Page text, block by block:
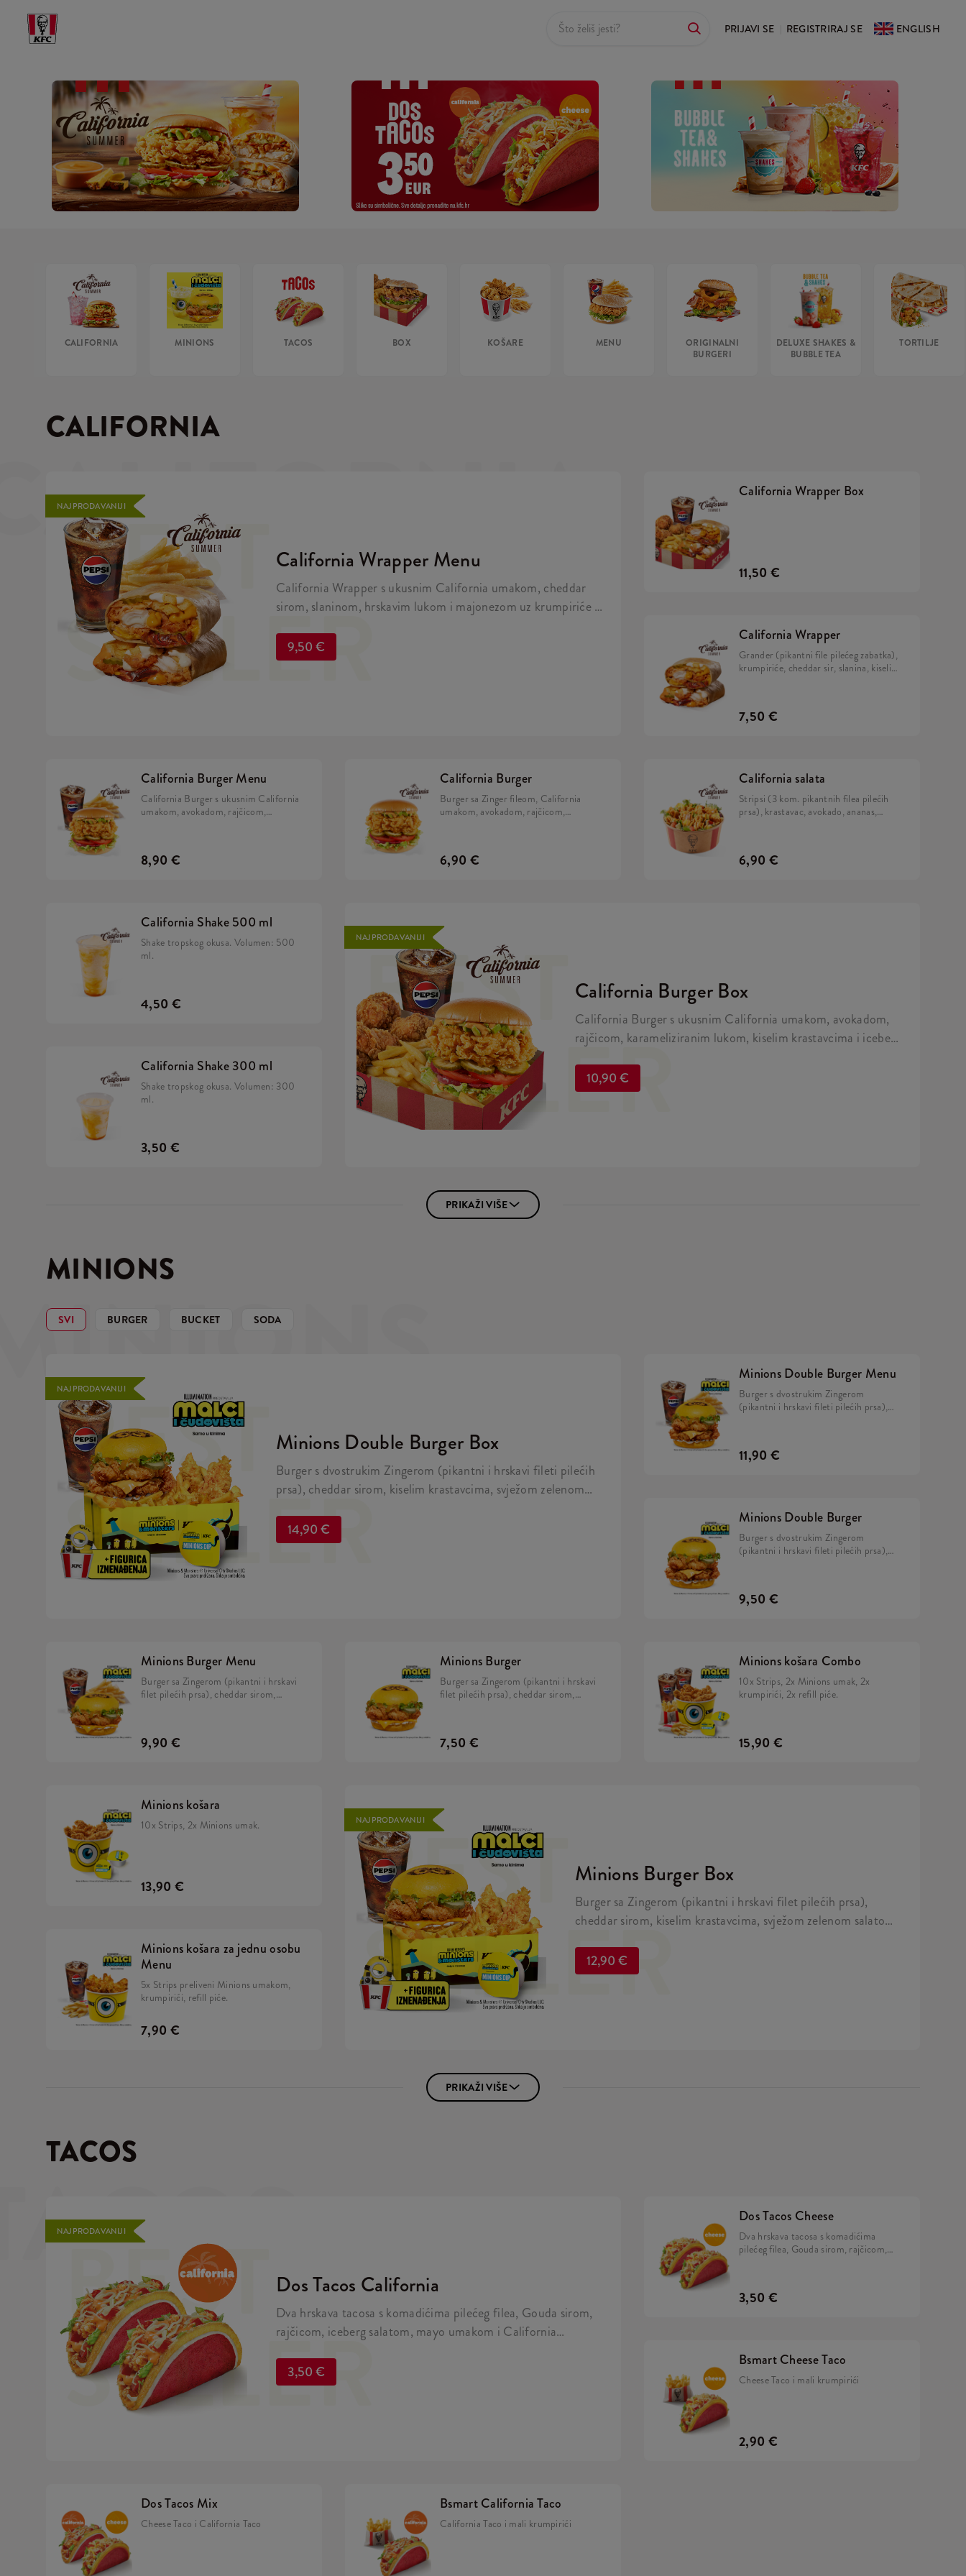
PRIJAVI SE REGISTRIRAJ SE ENGLISH
CALIFORNIA MINIONS TACOS BOX KOŠARE MENU
ORIGINALNI
BURGERI
DELUXE SHAKES &
BUBBLE TEA
TORTILJE
CALIFORNIA
California Wrapper Menu
California Wrapper s ukusnim California umakom, cheddar
sirom, slaninom, hrskavim lukom i majonezom uz krumpiriće i
9,50 €
NAJPRODAVANIJI
BEST
SELLER
California Wrapper Box
11,50 €
California Wrapper
Grander (pikantni file pilećeg zabatka),
krumpiriće, cheddar sir, slanina, kiseli
7,50 €
California Burger Menu
California Burger s ukusnim California
umakom, avokadom, rajčicom,
8,90 €
California Burger
Burger sa Zinger fileom, California
umakom, avokadom, rajčicom,
6,90 €
California salata
Stripsi (3 kom. pikantnih filea pilećih
prsa), krastavac, avokado, ananas,
6,90 €
California Shake 500 ml
Shake tropskog okusa. Volumen: 500
ml.
4,50 € California Burger Box
California Burger s ukusnim California umakom, avokadom,
rajčicom, karameliziranim lukom, kiselim krastavcima i iceberg
piće.
10,90 €
NAJPRODAVANIJI
BEST
SELLER
California Shake 300 ml
Shake tropskog okusa. Volumen: 300
ml.
3,50 €
PRIKAŽI VIŠE
MINIONS
SVI BURGER BUCKET SODA
Minions Double Burger Box
Burger s dvostrukim Zingerom (pikantni i hrskavi fileti pilećih
prsa), cheddar sirom, kiselim krastavcima, svježom zelenom
pecivu, veliki krumpirići, refill piće, 2x Strips + BESPLATNA
limitirana Minions figurica.
14,90 €
NAJPRODAVANIJI
BEST
SELLER
Minions Double Burger Menu
Burger s dvostrukim Zingerom
(pikantni i hrskavi fileti pilećih prsa),
pecivu i veliki krumpirići.
11,90 €
Minions Double Burger
Burger s dvostrukim Zingerom
(pikantni i hrskavi fileti pilećih prsa),
pecivu.
9,50 €
Minions Burger Menu
Burger sa Zingerom (pikantni i hrskavi
filet pilećih prsa), cheddar sirom,
krumpirići i veliko refill piće.
9,90 €
Minions Burger
Burger sa Zingerom (pikantni i hrskavi
filet pilećih prsa), cheddar sirom,
7,50 €
Minions košara Combo
10x Strips, 2x Minions umak, 2x
krumpirići, 2x refill piće.
15,90 €
Minions košara
10x Strips, 2x Minions umak.
13,90 € Minions Burger Box
Burger sa Zingerom (pikantni i hrskavi filet pilećih prsa),
cheddar sirom, kiselim krastavcima, svježom zelenom salatom,
veliki krumpirići, refill piće, 2x Strips + BESPLATNA
limitirana Minions figurica. Skupi ih sve!
12,90 €
NAJPRODAVANIJI
BEST
SELLER
Minions košara za jednu osobu
Menu
5x Strips preliveni Minions umakom,
krumpirići, refill piće.
7,90 €
PRIKAŽI VIŠE
TACOS
Dos Tacos California
Dva hrskava tacosa s komadićima pilećeg filea, Gouda sirom,
rajčicom, iceberg salatom, mayo umakom i California
3,50 €
NAJPRODAVANIJI
BEST
SELLER
Dos Tacos Cheese
Dva hrskava tacosa s komadićima
pilećeg filea, Gouda sirom, rajčicom,
3,50 €
Bsmart Cheese Taco
Cheese Taco i mali krumpirići
2,90 €
Dos Tacos Mix
Cheese Taco i California Taco
Bsmart California Taco
California Taco i mali krumpirići